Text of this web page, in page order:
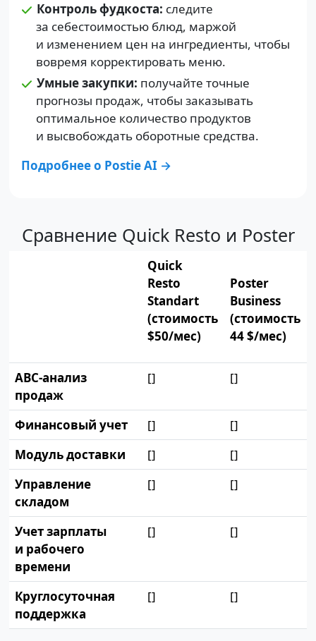
Контроль фудкоста: следите
за себестоимостью блюд, маржой
и изменением цен на ингредиенты, чтобы
вовремя корректировать меню.
Умные закупки: получайте точные
прогнозы продаж, чтобы заказывать
оптимальное количество продуктов
и высвобождать оборотные средства.
Подробнее о Postie AI →
Сравнение Quick Resto и Poster
Quick
Resto
Standart
(стоимость
$50/мес)
Poster
Business
(стоимость
44 $/мес)
ABC-анализ
продаж
[] []
Финансовый учет []
[]
Модуль доставки
[]
[]
Управление
складом
[] []
Учет зарплаты
и рабочего
времени
[] []
Круглосуточная
поддержка
[] []